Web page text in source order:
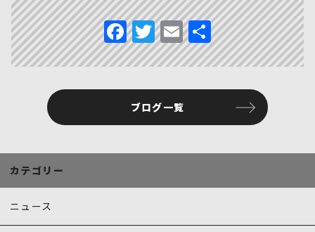
F
a
c
e
b
o
k
T
w
it
te
r
E
m
ai
l
共
有
ブログ一覧
カテゴリー
ニュース